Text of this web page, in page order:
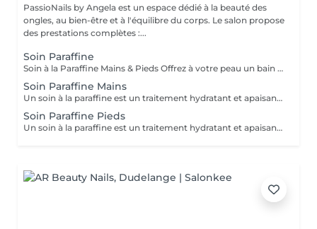
PassioNails by Angela est un espace dédié à la beauté des
ongles, au bien-être et à l'équilibre du corps. Le salon propose
des prestations complètes :...
Soin Paraffine
Soin à la Paraffine Mains & Pieds Offrez à votre peau un bain de douceur et de chaleur Hydratation profonde La chaleur de la paraffine ouvre les pores et permet une hydratation intense. Parfait pour les peaux sèches, rugueuses, ou les talons fendillés.
Soin Paraffine Mains
Un soin à la paraffine est un traitement hydratant et apaisant pour les mains et/ou les pieds, qui utilise une cire chauffée pour améliorer la peau sèche et abîmée. Il est également thérapeutique, car la chaleur aide à soulager les douleurs articulaires, musculaires et les affections comme l'arthrite, le psoriasis ou l'eczéma. L'enveloppement crée un effet de sauna qui permet aux produits hydratants appliqués avant la paraffine de pénétrer en profondeur.
Soin Paraffine Pieds
Un soin à la paraffine est un traitement hydratant et apaisant pour les mains et/ou les pieds, qui utilise une cire chauffée pour améliorer la peau sèche et abîmée. Il est également thérapeutique, car la chaleur aide à soulager les douleurs articulaires, musculaires et les affections comme l'arthrite, le psoriasis ou l'eczéma. L'enveloppement crée un effet de sauna qui permet aux produits hydratants appliqués avant la paraffine de pénétrer en profondeur.